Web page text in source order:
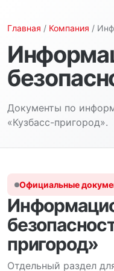
Главная / Компания /
Документы по
«Кузбасс-пригород».
Официальные
пригород»
Отдельный раздел